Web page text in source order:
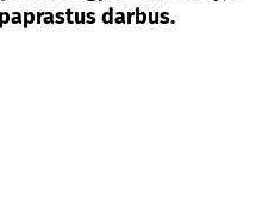
dar­bus.